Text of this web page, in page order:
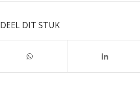
DEEL DIT STUK